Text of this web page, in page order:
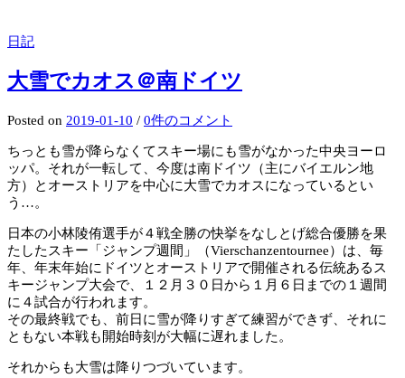
日記
大雪でカオス＠南ドイツ
Posted on 2019-01-10 / 0件のコメント
ちっとも雪が降らなくてスキー場にも雪がなかった中央ヨーロ
ッパ。それが一転して、今度は南ドイツ（主にバイエルン地
方）とオーストリアを中心に大雪でカオスになっているとい
う…。
日本の小林陵侑選手が４戦全勝の快挙をなしとげ総合優勝を果
たしたスキー「ジャンプ週間」（Vierschanzentournee）は、毎
年、年末年始にドイツとオーストリアで開催される伝統あるス
キージャンプ大会で、１２月３０日から１月６日までの１週間
に４試合が行われます。
その最終戦でも、前日に雪が降りすぎて練習ができず、それに
ともない本戦も開始時刻が大幅に遅れました。
それからも大雪は降りつづいています。